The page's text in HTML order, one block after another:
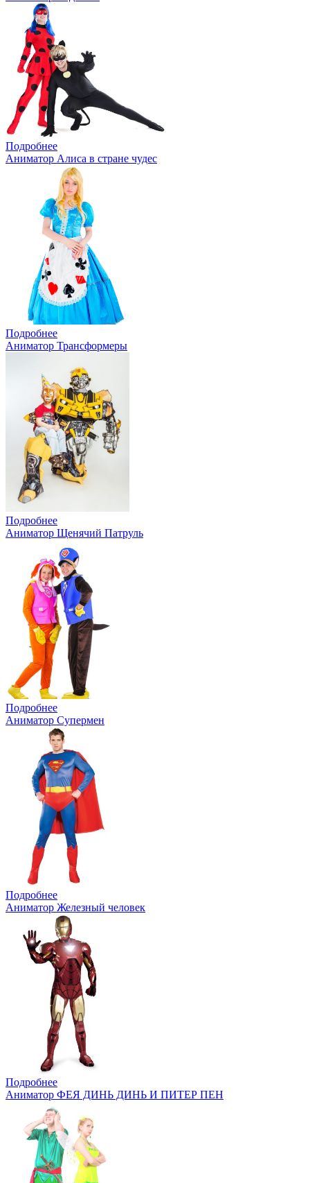
Подробнее
Аниматор Алиса в стране чудес
Подробнее
Аниматор Трансформеры
Подробнее
Аниматор Щенячий Патруль
Подробнее
Аниматор Супермен
Подробнее
Аниматор Железный человек
Подробнее
Аниматор ФЕЯ ДИНЬ ДИНЬ И ПИТЕР ПЕН